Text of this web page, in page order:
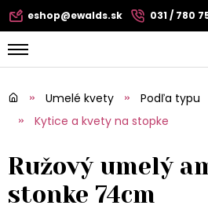
eshop@ewalds.sk 031 / 780
Umelé kvety
Podľa typu
Kytice a kvety na stopke
Ružový umelý
stonke 74cm